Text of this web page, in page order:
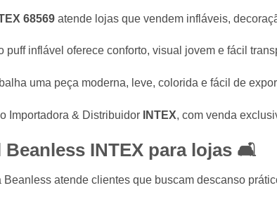
68569 atende lojas que vendem infláveis,
puff inflável oferece conforto, visual jovem e fácil
uma peça moderna, leve, colorida e fácil de
Importadora & Distribuidor INTEX, com venda
Beanless INTEX para lojas 🛋️
atende clientes que buscam descanso